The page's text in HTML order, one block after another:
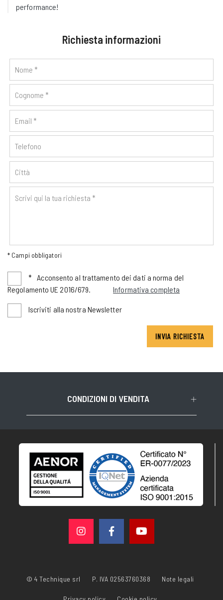
performance!
Richiesta informazioni
* Campi obbligatori
*
Acconsento al trattamento dei dati a norma del
Regolamento UE 2016/679.
Informativa completa
Iscriviti alla nostra Newsletter
INVIA RICHIESTA
CONDIZIONI DI VENDITA
© 4 Technique srl P. IVA 02563760368 Note legali